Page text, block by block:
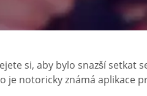
si, aby bylo snazší
notoricky známá aplikace